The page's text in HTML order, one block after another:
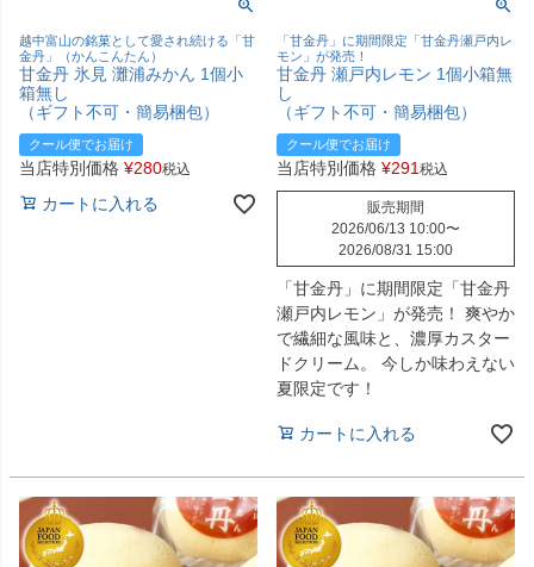
越中富山の銘菓として愛され続ける「甘
金丹」（かんこんたん）
甘金丹 氷見 灘浦みかん 1個小
箱無し
（ギフト不可・簡易梱包）
クール便でお届け
当店特別価格 ¥280税込
カートに入れる
「甘金丹」に期間限定「甘金丹瀬戸内レ
モン」が発売！
甘金丹 瀬戸内レモン 1個小箱無
し
（ギフト不可・簡易梱包）
クール便でお届け
当店特別価格 ¥291 税込
販売期間
2026/06/13 10:00〜
2026/08/31 15:00
「甘金丹」に期間限定「甘金丹
瀬戸内レモン」が発売！ 爽やか
で繊細な風味と、濃厚カスター
ドクリーム。 今しか味わえない
夏限定です！
カートに入れる